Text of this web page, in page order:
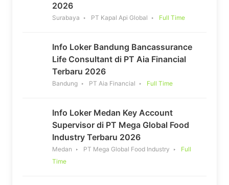
2026
Surabaya PT Kapal Api Global Full Time
Info Loker Bandung Bancassurance
Life Consultant di PT Aia Financial
Terbaru 2026
Bandung PT Aia Financial Full Time
Info Loker Medan Key Account
Supervisor di PT Mega Global Food
Industry Terbaru 2026
Medan PT Mega Global Food Industry
Full
Time